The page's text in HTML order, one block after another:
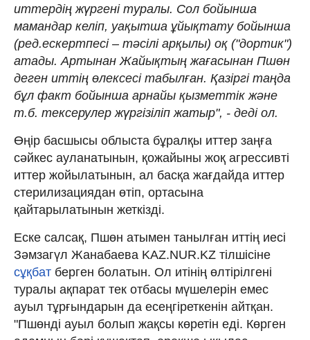
иттердің жүргені туралы. Сол бойынша
мамандар келіп, уақытша ұйықтату бойынша
(ред.ескертпесі – тәсілі арқылы) оқ ("дортик")
атады. Артынан Жайықтың жағасынан Пшөн
деген иттің өлексесі табылған. Қазіргі таңда
бұл факт бойынша арнайы қызметтік және
т.б. тексерулер жүргізіліп жатыр", - деді ол.
Өңір басшысы облыста бұралқы иттер заңға
сәйкес ауланатынын, қожайыны жоқ агрессивті
иттер жойылатынын, ал басқа жағдайда иттер
стерилизациядан өтіп, ортасына
қайтарылатынын жеткізді.
Еске салсақ, Пшөн атымен танылған иттің иесі
Зәмзагүл Жанабаева KAZ.NUR.KZ тілшісіне
сұқбат берген болатын. Ол итінің өлтірілгені
туралы ақпарат тек отбасы мүшелерін емес
ауыл тұрғындарын да есеңгіреткенін айтқан.
"Пшөнді ауыл болып жақсы көретін еді. Көрген